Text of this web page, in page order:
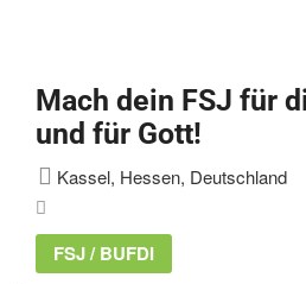
Mach dein FSJ für
und für Gott!
Kassel, Hessen, Deutschland
FSJ / BUFDI